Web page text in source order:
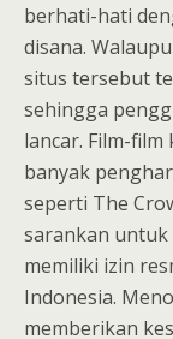
berhati-hati
disana.
situs tersebut
sehingga
lancar. Film-
banyak
seperti The
sarankan
memiliki izin
Indonesia.
memberikan